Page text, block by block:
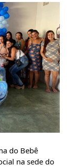
do Bebê
na sede do